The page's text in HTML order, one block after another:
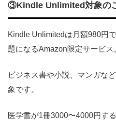
③Kindle Unlimited対象の
Kindle Unlimitedは月額980円
題になるAmazon限定サービス
ビジネス書や小説、マンガな
象です。
医学書が1冊3000〜4000円す